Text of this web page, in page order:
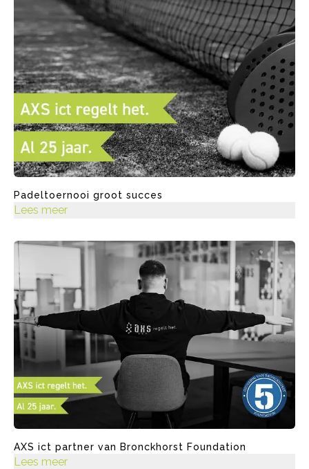
Padeltoernooi groot succes
Lees meer
AXS ict partner van Bronckhorst Foundation
Lees meer